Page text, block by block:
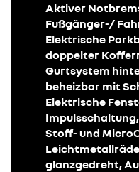
Aktiver
Fußgänger-/
Elektrische
doppelter
Gurtsystem
beheizbar mit
Elektrische
Stoff- und
glanzgedreht,